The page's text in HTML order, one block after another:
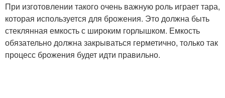
При изготовлении такого очень важную роль играет тара,
которая используется для брожения. Это должна быть
стеклянная емкость с широким горлышком. Емкость
обязательно должна закрываться герметично, только так
процесс брожения будет идти правильно.